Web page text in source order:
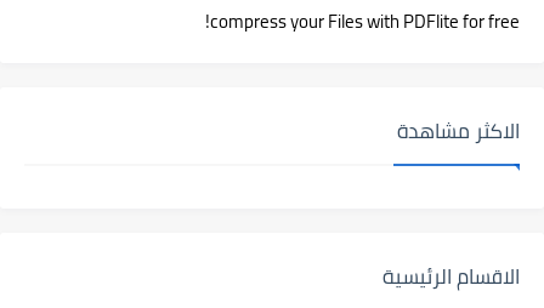
compress your Files with PDFlite for free!
الاكثر مشاهدة
الاقسام الرئيسية